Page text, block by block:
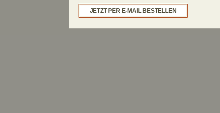
JETZT PER E-MAIL BESTELLEN